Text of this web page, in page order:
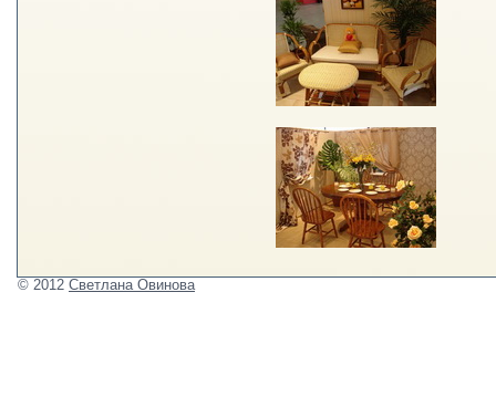
© 2012 Светлана Овинова